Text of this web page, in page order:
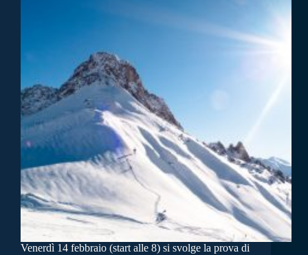
Venerdì 14 febbraio (start alle 8) si svolge la prova di